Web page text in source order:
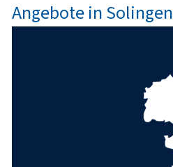
Angebote in Solingen